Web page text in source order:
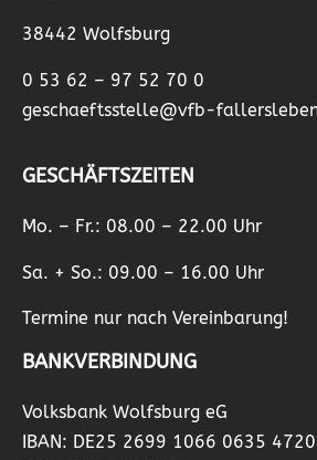
38442 Wolfsburg
0 53 62 – 97 52 70 0
geschaeftsstelle@vfb-
GESCHÄFTSZEITEN
Mo. – Fr.: 08.00 – 22.00 Uhr
Sa. + So.: 09.00 – 16.00 Uhr
Termine nur nach Vereinbarung!
BANKVERBINDUNG
Volksbank Wolfsburg eG
IBAN: DE25 2699 1066 0635